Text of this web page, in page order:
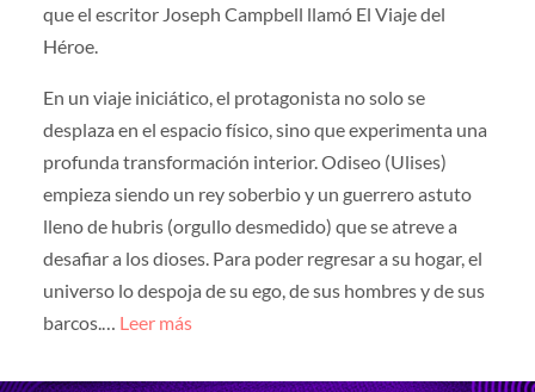
que el escritor Joseph Campbell llamó El Viaje del
Héroe.
En un viaje iniciático, el protagonista no solo se
desplaza en el espacio físico, sino que experimenta una
profunda transformación interior. Odiseo (Ulises)
empieza siendo un rey soberbio y un guerrero astuto
lleno de hubris (orgullo desmedido) que se atreve a
desafiar a los dioses. Para poder regresar a su hogar, el
universo lo despoja de su ego, de sus hombres y de sus
barcos.… Leer más